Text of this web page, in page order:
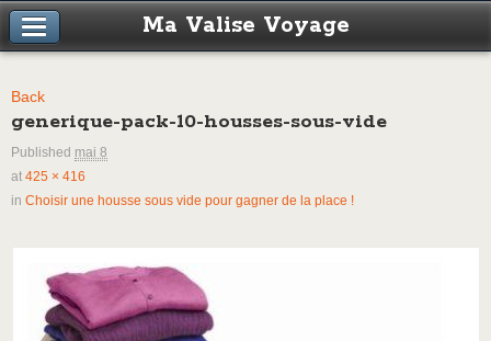
Ma Valise Voyage
Back
generique-pack-10-housses-sous-vide
Published mai 8
at 425 × 416
in Choisir une housse sous vide pour gagner de la place !